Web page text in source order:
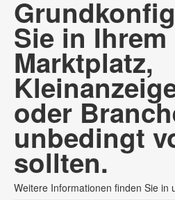
Sie in Ihrem
Marktplatz,
oder
unbedingt
sollten.
Weitere Informationen finden Sie in